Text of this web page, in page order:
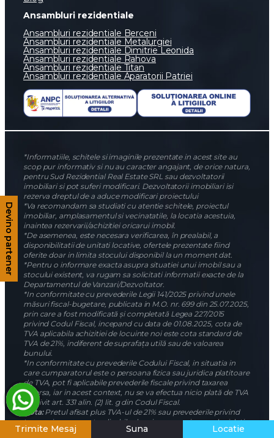
Ansambluri rezidentiale
Ansambluri rezidentiale Berceni
Ansambluri rezidentiale Metalurgiei
Ansambluri rezidentiale Dimitrie Leonida
Ansambluri rezidentiale Rahova
Ansambluri rezidentiale Titan
Ansambluri rezidentiale Aparatorii Patriei
*Informatiile, schitele si imaginile prezentate in acest site au
scop pur informativ si nu au caracter angajant, de orice natura,
pentru Sud Rezidential Real Estate SRL sau dezvoltatorii
imobiliari si pot suferi modificari. Dezvoltatorii imobiliari isi
rezerva dreptul de a aduce modificari proiectului
*Va recomandam sa studiati cu atentie schitele, proiectul
imobiliar, amplasamentul si vecinatatile, la locatia acestuia,
inaintea rezervarii/achizitiei oricarui imobil.
*De asemenea, este necesara verificarea, în prealabil, a
disponibilitatii de unitati locative, ofertele prezentate fiind
oferite doar in limita stocului disponibil la un moment dat.
*Pentru o informare exacta asupra situatiei unui imobil sau a
stocului existent, va rugam sa solicitati informatii exacte de la
Departamentul de Vanzari/Dezvoltator.
*In conformitate cu prevederile Legii 141/2025 privind unele
măsuri fiscal-bugetare, publicata in M.O. nr. 699 din 25.07.2025,
prin care a fost modificată și completată Legea 227/2015
privind Codul Fiscal, incepand cu data de 01.08.2025, cota de
TVA aplicabila achizitiei de locuinte noi este cota standard de
TVA de 21%, indiferent de suprafața utilă sau de valoarea
bunului.
*In conformitate cu prevederile Codului Fiscal, in situatia in
care cumparatorul este o persoana fizica sau juridica platitoare
de TVA, pot fi aplicabile prevederile fiscale privind taxarea
inversa, iar in acest context, nu se va efectua nicio plată de TVA
potrivit art. 331 alin. (2) lit. g din Codul Fiscal.
Nota:Pretul afisat plus TVA-ul de 21% sau prevederile privind
taxarea inversa sunt aplicabile doar in masura in care, legislatia
fiscala existenta se va mentine pana la data achizitiei/predarii
Trimite Mesaj Suna Locatie
Devino partener